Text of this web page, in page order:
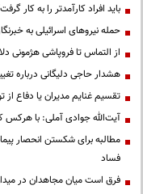
باید افراد کارآمدتر را به
حمله نیروهای اسرائیلی به
از التماس تا فروپاشی هژمونی
هشدار حاجی دلیگانی درباره
تقسیم غنایم مدیران یا دفاع
آیت‌الله جوادی آملی: با هرکس
مطالبه برای شکستن انحصار
فساد
فرق است میان مجاهدان در